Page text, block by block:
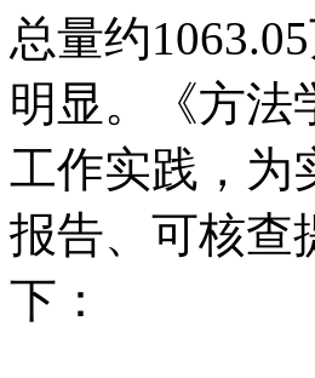
总量约
明显。《方法
工作实践，为
报告、可核查
下：